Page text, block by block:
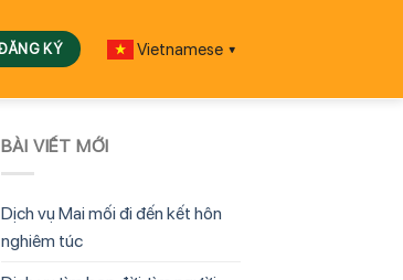
Vietnamese ▼
BÀI VIẾT MỚI
Dịch vụ Mai mối đi đến kết hôn
nghiêm túc